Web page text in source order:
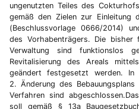
ungenutzten Teiles des
gemäß den Zielen zur Einleitung
(Beschlussvorlage 0666/2014)
des Vorhabenträgers. Die bisher
Verwaltung sind funktionslos
Revitalisierung des Areals
geändert festgesetzt werden.
2. Änderung des
Verfahren sind
soll gemäß § 13a